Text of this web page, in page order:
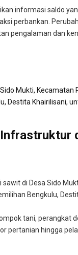
informasi saldo
perbankan.
pengalaman dan
di Desa Sido
Bengkulu,
tani, perangkat
pertanian hingga